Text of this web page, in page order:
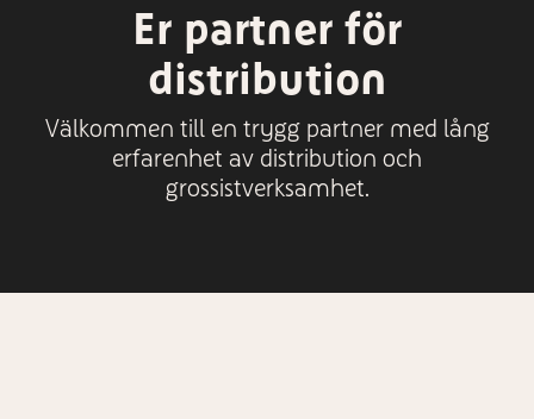
Er partner för
distribution
Välkommen till en trygg partner med lång
erfarenhet av distribution och
grossistverksamhet.